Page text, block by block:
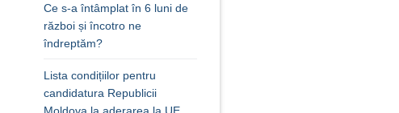
Ce s-a întâmplat în 6 luni de
război și încotro ne
îndreptăm?
Lista condițiilor pentru
candidatura Republicii
Moldova la aderarea la UE